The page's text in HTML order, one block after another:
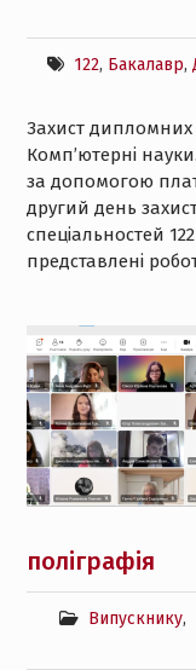
122, Бакалавр,
Захист дипломних
Комп’ютерні
за допомогою
другий день
спеціальностей
представлені
поліграфія
Випускнику,